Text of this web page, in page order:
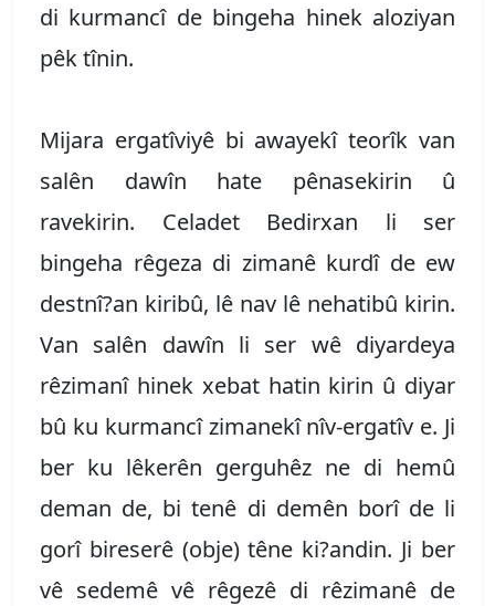
di kurmancî de bingeha hinek aloziyan
pêk tînin.
Mijara ergatîviyê bi awayekî teorîk van
salên dawîn hate pênasekirin û
ravekirin. Celadet Bedirxan li ser
bingeha rêgeza di zimanê kurdî de ew
destnî?an kiribû, lê nav lê nehatibû kirin.
Van salên dawîn li ser wê diyardeya
rêzimanî hinek xebat hatin kirin û diyar
bû ku kurmancî zimanekî nîv-ergatîv e. Ji
ber ku lêkerên gerguhêz ne di hemû
deman de, bi tenê di demên borî de li
gorî bireserê (obje) têne ki?andin. Ji ber
vê sedemê vê rêgezê di rêzimanê de